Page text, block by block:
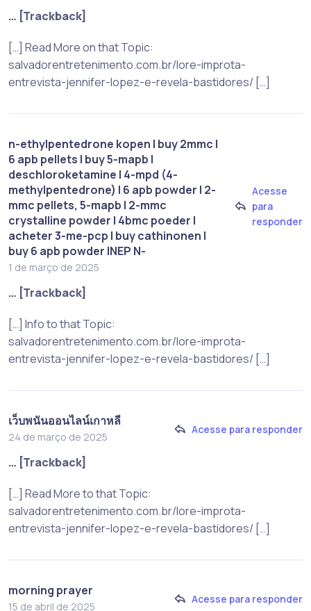
… [Trackback]
[…] Read More on that Topic:
salvadorentretenimento.com.br/lore-improta-
entrevista-jennifer-lopez-e-revela-bastidores/ […]
n-ethylpentedrone kopen | buy 2mmc |
6 apb pellets | buy 5-mapb |
deschloroketamine | 4-mpd (4-
methylpentedrone) | 6 apb powder | 2-
mmc pellets, 5-mapb | 2-mmc
crystalline powder | 4bmc poeder |
acheter 3-me-pcp | buy cathinonen |
buy 6 apb powder |NEP N-
1 de março de 2025
Acesse
para
responder
… [Trackback]
[…] Info to that Topic:
salvadorentretenimento.com.br/lore-improta-
entrevista-jennifer-lopez-e-revela-bastidores/ […]
เว็บพนันออนไลน์เกาหลี
24 de março de 2025
Acesse para responder
… [Trackback]
[…] Read More to that Topic:
salvadorentretenimento.com.br/lore-improta-
entrevista-jennifer-lopez-e-revela-bastidores/ […]
morning prayer
15 de abril de 2025
Acesse para responder